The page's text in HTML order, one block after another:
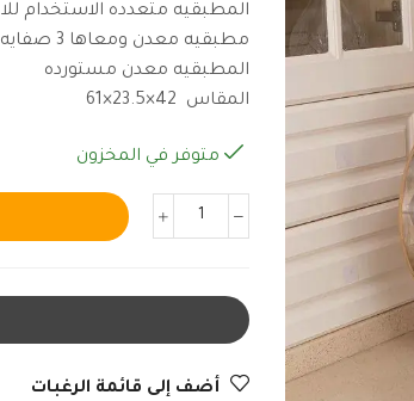
المطبقيه متعدده الاستخدام
مطبقيه معدن ومعاها 3 صفايه بلاستيك
المطبقيه معدن مستورده
المقاس 42×23.5×61
متوفر في المخزون
أضف إلى قائمة الرغبات